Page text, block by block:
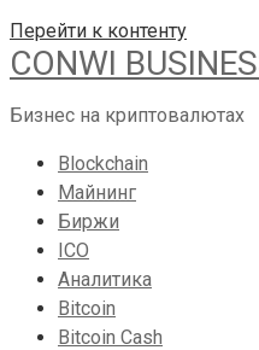
Перейти к контенту
CONWI
Бизнес на криптовалютах
Blockchain
Майнинг
Биржи
ICO
Аналитика
Bitcoin
Bitcoin Cash